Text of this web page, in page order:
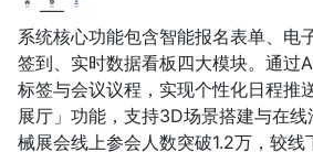
系统核心功能包含智能报名表单、电
签到、实时数据看板四大模块。通过
标签与会议议程，实现个性化日程推
展厅」功能，支持3D场景搭建与在
械展会线上参会人数突破1.2万，较线